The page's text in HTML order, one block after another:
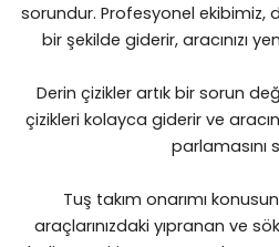
sorundur. Profesyonel ekibimiz,
bir şekilde giderir, aracınızı
Derin çizikler artık bir sorun
çizikleri kolayca giderir ve
parlamasını
Tuş takım onarımı
araçlarınızdaki yıpranan ve